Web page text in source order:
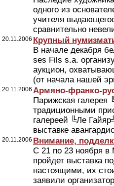
одного из
учителя
сравнительно
20.11.2006 Крупный
В начале декабря
ses Fils s.a.
аукцион,
(от начала нашей
20.11.2006 Армяно-франко-
Парижская галерея
традиционными
галереей ╚Ле
выставке
20.11.2006 Внимание,
С 21 по 23 ноября в
пройдет выставка
настоящими, их
заявили